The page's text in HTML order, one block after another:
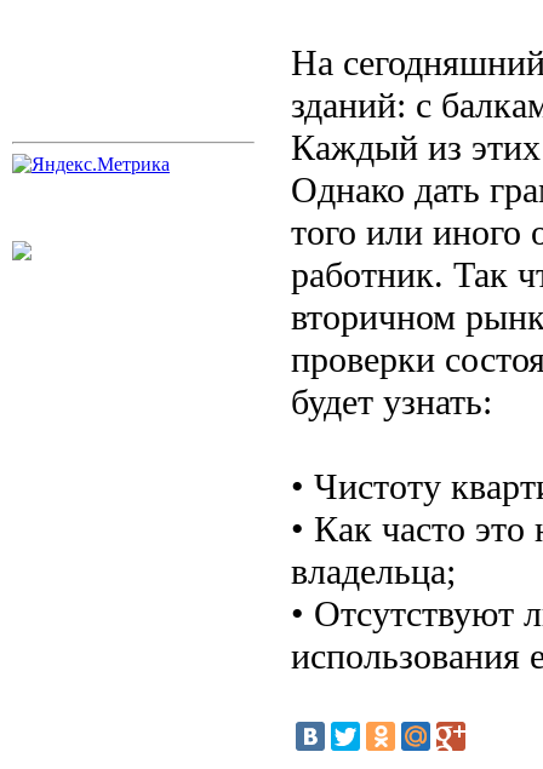
На
зданий: с
Каждый из
Однако дать
того или иного
работник. Так
вторичном
проверки
будет узнать:
• Чистоту
• Как часто
владельца;
• Отсутствуют
использования